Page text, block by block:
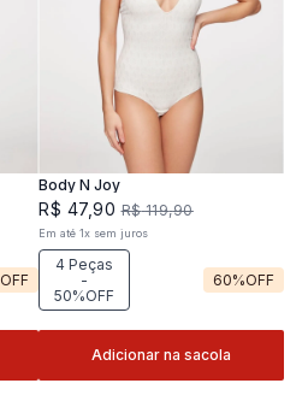
OFF
Body N Joy
R$ 47,90 R$ 119,90
Em até 1x sem juros
4 Peças
-
50%OFF
60%OFF
Adicionar na sacola